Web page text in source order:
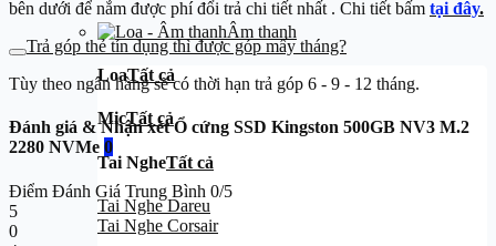
Âm thanh
LoaTất cả
MicTất cả
Tai NgheTất cả
Tai Nghe Dareu
Tai Nghe Corsair
bên dưới để nắm được phí đổi trả chi tiết nhất . Chi tiết bấm tại đây.
Trả góp thẻ tín dụng thì được góp mấy tháng?
Tùy theo ngân hàng sẽ có thời hạn trả góp 6 - 9 - 12 tháng.
Đánh giá & Nhận xét Ổ cứng SSD Kingston 500GB NV3 M.2
2280 NVMe 0
Điểm Đánh Giá Trung Bình 0/5
5
0